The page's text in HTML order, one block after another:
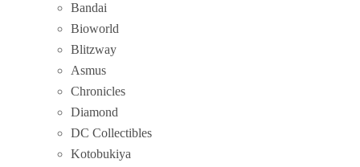
Bandai
Bioworld
Blitzway
Asmus
Chronicles
Diamond
DC Collectibles
Kotobukiya